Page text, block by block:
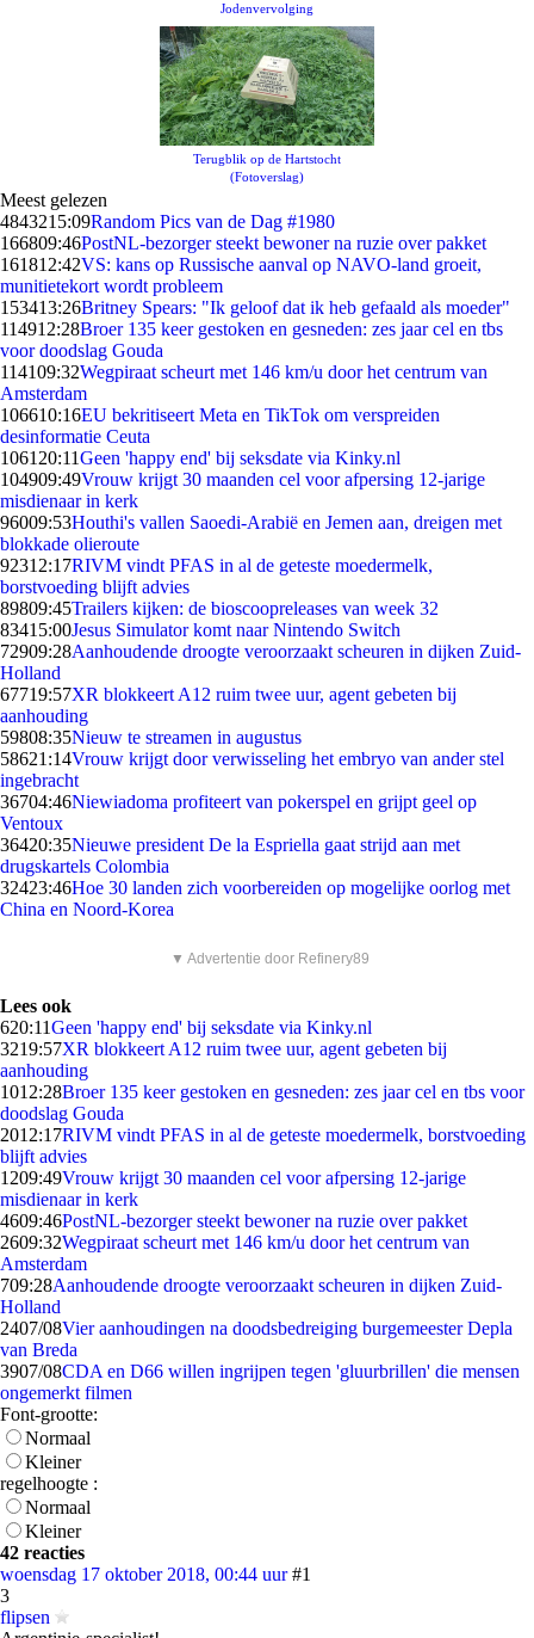
Jodenvervolging
Terugblik op de Hartstocht
(Fotoverslag)
Meest gelezen
4843215:09Random Pics van de Dag #1980
166809:46PostNL-bezorger steekt bewoner na ruzie over pakket
161812:42VS: kans op Russische aanval op NAVO-land groeit,
munitietekort wordt probleem
153413:26Britney Spears: "Ik geloof dat ik heb gefaald als moeder"
114912:28Broer 135 keer gestoken en gesneden: zes jaar cel en tbs
voor doodslag Gouda
114109:32Wegpiraat scheurt met 146 km/u door het centrum van
Amsterdam
106610:16EU bekritiseert Meta en TikTok om verspreiden
desinformatie Ceuta
1061 20:11Geen 'happy end' bij seksdate via Kinky.nl
104909:49Vrouw krijgt 30 maanden cel voor afpersing 12-jarige
misdienaar in kerk
96009:53Houthi's vallen Saoedi-Arabië en Jemen aan, dreigen met
blokkade olieroute
92312:17RIVM vindt PFAS in al de geteste moedermelk,
borstvoeding blijft advies
89809:45Trailers kijken: de bioscoopreleases van week 32
83415:00Jesus Simulator komt naar Nintendo Switch
72909:28Aanhoudende droogte veroorzaakt scheuren in dijken Zuid-
Holland
67719:57XR blokkeert A12 ruim twee uur, agent gebeten bij
aanhouding
59808:35Nieuw te streamen in augustus
58621:14Vrouw krijgt door verwisseling het embryo van ander stel
ingebracht
36704:46Niewiadoma profiteert van pokerspel en grijpt geel op
Ventoux
36420:35Nieuwe president De la Espriella gaat strijd aan met
drugskartels Colombia
32423:46Hoe 30 landen zich voorbereiden op mogelijke oorlog met
China en Noord-Korea
▼ Advertentie door Refinery89
Lees ook
620:11Geen 'happy end' bij seksdate via Kinky.nl
3219:57XR blokkeert A12 ruim twee uur, agent gebeten bij
aanhouding
1012:28Broer 135 keer gestoken en gesneden: zes jaar cel en tbs voor
doodslag Gouda
2012:17RIVM vindt PFAS in al de geteste moedermelk, borstvoeding
blijft advies
1209:49Vrouw krijgt 30 maanden cel voor afpersing 12-jarige
misdienaar in kerk
4609:46PostNL-bezorger steekt bewoner na ruzie over pakket
2609:32Wegpiraat scheurt met 146 km/u door het centrum van
Amsterdam
709:28Aanhoudende droogte veroorzaakt scheuren in dijken Zuid-
Holland
2407/08Vier aanhoudingen na doodsbedreiging burgemeester Depla
van Breda
3907/08CDA en D66 willen ingrijpen tegen 'gluurbrillen' die mensen
ongemerkt filmen
Font-grootte:
Normaal
Kleiner
regelhoogte :
Normaal
Kleiner
42 reacties
woensdag 17 oktober 2018, 00:44 uur #1
3
flipsen